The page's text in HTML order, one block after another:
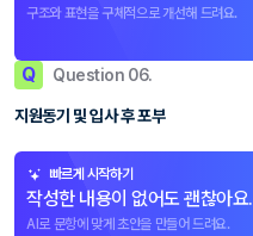
구조와 표현을 구체적으로 개선해 드려요.
Q Question 06.
지원동기 및 입사 후 포부
빠르게 시작하기
작성한 내용이 없어도 괜찮아요.
AI로 문항에 맞게 초안을 만들어 드려요.